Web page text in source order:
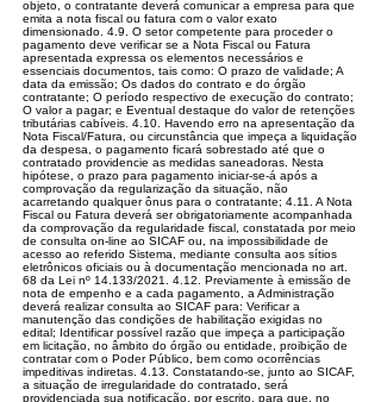
objeto, o contratante deverá comunicar a empresa para que
emita a nota fiscal ou fatura com o valor exato
dimensionado. 4.9. O setor competente para proceder o
pagamento deve verificar se a Nota Fiscal ou Fatura
apresentada expressa os elementos necessários e
essenciais documentos, tais como: O prazo de validade; A
data da emissão; Os dados do contrato e do órgão
contratante; O período respectivo de execução do contrato;
O valor a pagar; e Eventual destaque do valor de retenções
tributárias cabíveis. 4.10. Havendo erro na apresentação da
Nota Fiscal/Fatura, ou circunstância que impeça a liquidação
da despesa, o pagamento ficará sobrestado até que o
contratado providencie as medidas saneadoras. Nesta
hipótese, o prazo para pagamento iniciar-se-á após a
comprovação da regularização da situação, não
acarretando qualquer ônus para o contratante; 4.11. A Nota
Fiscal ou Fatura deverá ser obrigatoriamente acompanhada
da comprovação da regularidade fiscal, constatada por meio
de consulta on-line ao SICAF ou, na impossibilidade de
acesso ao referido Sistema, mediante consulta aos sítios
eletrônicos oficiais ou à documentação mencionada no art.
68 da Lei nº 14.133/2021. 4.12. Previamente à emissão de
nota de empenho e a cada pagamento, a Administração
deverá realizar consulta ao SICAF para: Verificar a
manutenção das condições de habilitação exigidas no
edital; Identificar possível razão que impeça a participação
em licitação, no âmbito do órgão ou entidade, proibição de
contratar com o Poder Público, bem como ocorrências
impeditivas indiretas. 4.13. Constatando-se, junto ao SICAF,
a situação de irregularidade do contratado, será
providenciada sua notificação, por escrito, para que, no